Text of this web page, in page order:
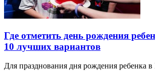
Где отметить день рождения
10 лучших вариантов
Для празднования дня рождения ребенка